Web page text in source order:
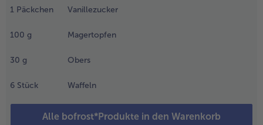
1 Päckchen Vanillezucker
100 g Magertopfen
30 g Obers
6 Stück Waffeln
Alle bofrost*Produkte in den Warenkorb
und
und
fein